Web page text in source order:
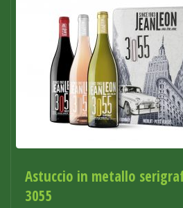
Astuccio in metallo
3055